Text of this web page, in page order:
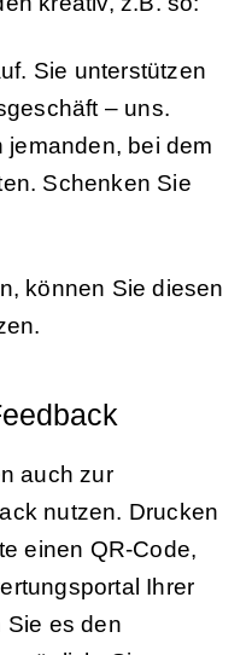
Sie unterstützen
– uns.
bei dem
Schenken Sie
können Sie diesen
auch zur
nutzen. Drucken
einen QR-Code,
Ihrer
Sie es den